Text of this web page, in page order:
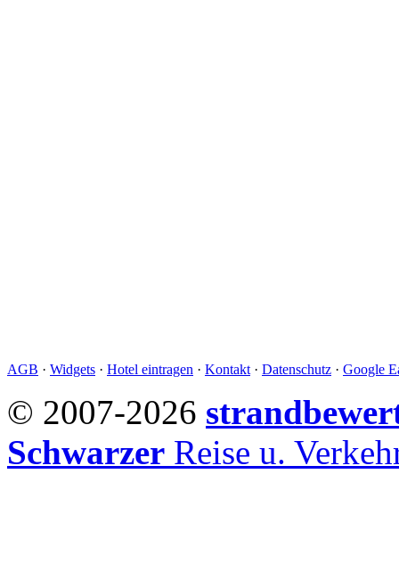
AGB · Widgets · Hotel eintragen · Kontakt · Datenschutz · Google
© 2007-2026
Schwarzer Reise u.